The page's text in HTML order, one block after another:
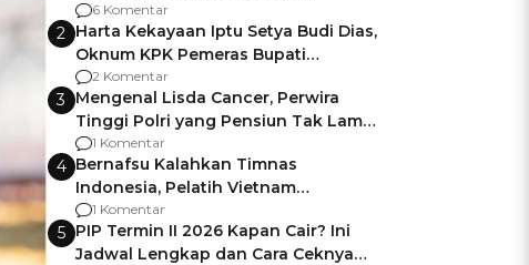
Gagalnya Negara Jamin Keamanan
6 Komentar
2 Harta Kekayaan Iptu Setya Budi Dias,
Oknum KPK Pemeras Bupati
Pemalang
2 Komentar
3 Mengenal Lisda Cancer, Perwira
Tinggi Polri yang Pensiun Tak Lama
Usai Jadi Brigjen
1 Komentar
4 Bernafsu Kalahkan Timnas
Indonesia, Pelatih Vietnam
Berencana Pakai Jimat di Pakansari
1 Komentar
5 PIP Termin II 2026 Kapan Cair? Ini
Jadwal Lengkap dan Cara Ceknya